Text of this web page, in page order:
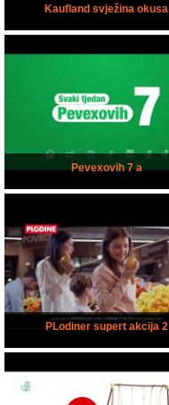
Kaufland svježina okusa
Pevexovih 7 a
PLodiner supert akcija 2